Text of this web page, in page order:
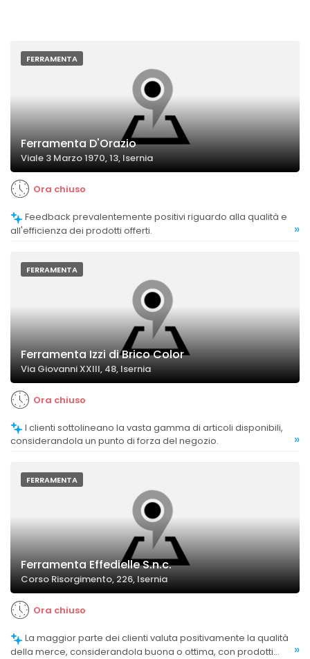
FERRAMENTA
Ferramenta D'Orazio
Viale 3 Marzo 1970, 13, Isernia
Ora chiuso
all'efficienza dei prodotti offerti.
»
FERRAMENTA
Ferramenta Izzi di Brico Color
Via Giovanni XXIII, 48, Isernia
Ora chiuso
considerandola un punto di forza del negozio.
»
FERRAMENTA
Ferramenta Effedielle S.n.c.
Corso Risorgimento, 226, Isernia
Ora chiuso
della merce, considerandola buona o ottima, con prodotti
»